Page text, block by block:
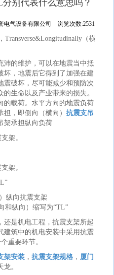
别代表什么意思吗？
电气设备有限公司 浏览次数:2531
Transverse&Longitudinally（横
沛的维护，可以在地震当中抵
坏，地震后它得到了加强在建
震破坏，尽可能减少和预防次
生命以及产业带来的损失。
的载荷。水平方向的地震负荷
担，即侧向（横向）抗震支吊
架承担纵向负荷
架。
架。
纵向抗震支架
和纵向）缩写为“TL”
还是机电工程，抗震支架所起
建筑中的机电安装中采用抗震
重要环节。
架安装 ，抗震支架规格 ， 厦门
。